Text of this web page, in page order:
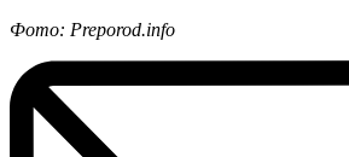
Фото: Preporod.info